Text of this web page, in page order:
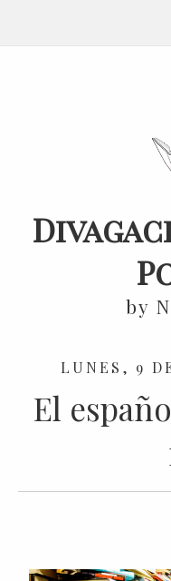
by
LUNES, 9
El